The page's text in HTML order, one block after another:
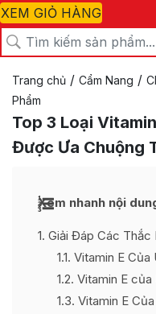
XEM GIỎ HÀNG
Trang chủ / Cẩm Nang /
Phẩm
Top 3 Loại
Được Ưa Chuộng
Xem nhanh nội
1 Giải Đáp Các Thắc
1.1 Vitamin E Của
1.2 Vitamin E
1.3 Vitamin E